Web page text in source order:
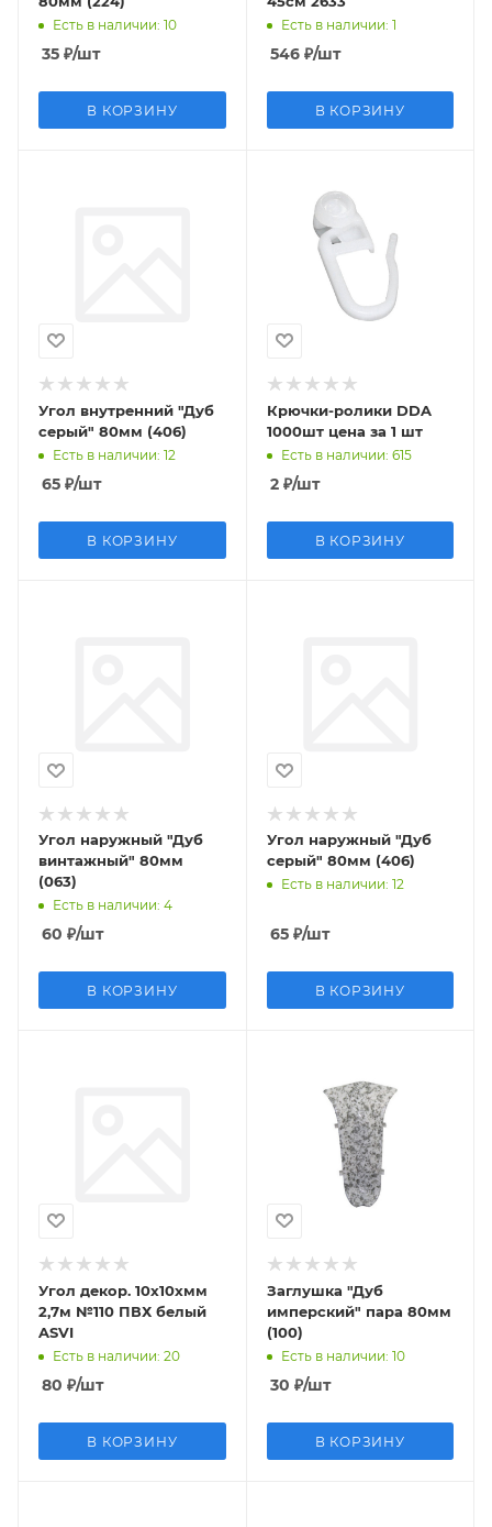
Есть в наличии: 10
35 ₽/шт
В КОРЗИНУ
Есть в наличии: 1
546₽/шт
В КОРЗИНУ
Угол внутренний "Дуб
серый" 80мм (406)
Есть в наличии: 12
65 ₽/шт
В КОРЗИНУ
Крючки-ролики DDA
1000шт цена за 1 шт
Есть в наличии: 615
2₽/шт
В КОРЗИНУ
Угол наружный "Дуб
винтажный" 80мм
(063)
Есть в наличии: 4
60 ₽/шт
В КОРЗИНУ
Угол наружный "Дуб
серый" 80мм (406)
Есть в наличии: 12
65₽/шт
В КОРЗИНУ
Угол декор. 10х10хмм
2,7м №110 ПВХ белый
ASVI
Есть в наличии: 20
80 ₽/шт
В КОРЗИНУ
Заглушка "Дуб
имперский" пара 80мм
(100)
Есть в наличии: 10
30 ₽/шт
В КОРЗИНУ